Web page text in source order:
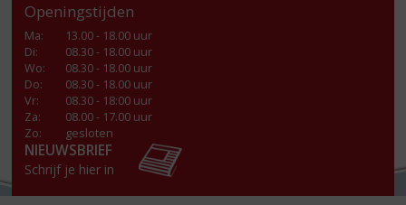
Openingstijden
Ma:
13.00 - 18.00 uur
Di:
08.30 - 18.00 uur
Wo:
08.30 - 18.00 uur
Do:
08.30 - 18.00 uur
Vr:
08.30 - 18:00 uur
Za:
08.00 - 17.00 uur
Zo:
gesloten
NIEUWSBRIEF
Schrijf je hier in